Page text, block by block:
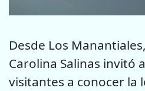
Desde Los
Carolina Salinas invitó
visitantes a conocer la